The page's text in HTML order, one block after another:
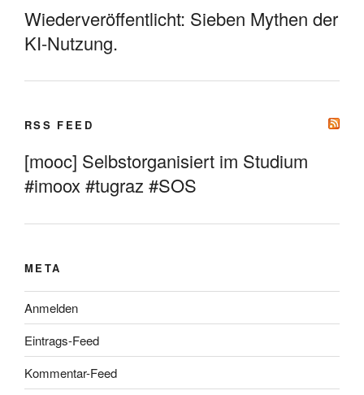
Wiederveröffentlicht: Sieben Mythen der
KI-Nutzung.
RSS FEED
[mooc] Selbstorganisiert im Studium
#imoox #tugraz #SOS
META
Anmelden
Eintrags-Feed
Kommentar-Feed